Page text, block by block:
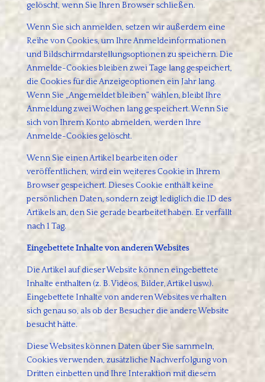
gelöscht, wenn Sie Ihren Browser schließen.
Wenn Sie sich anmelden, setzen wir außerdem eine
Reihe von Cookies, um Ihre Anmeldeinformationen
und Bildschirmdarstellungsoptionen zu speichern. Die
Anmelde-Cookies bleiben zwei Tage lang gespeichert,
die Cookies für die Anzeigeoptionen ein Jahr lang.
Wenn Sie „Angemeldet bleiben“ wählen, bleibt Ihre
Anmeldung zwei Wochen lang gespeichert. Wenn Sie
sich von Ihrem Konto abmelden, werden Ihre
Anmelde-Cookies gelöscht.
Wenn Sie einen Artikel bearbeiten oder
veröffentlichen, wird ein weiteres Cookie in Ihrem
Browser gespeichert. Dieses Cookie enthält keine
persönlichen Daten, sondern zeigt lediglich die ID des
Artikels an, den Sie gerade bearbeitet haben. Er verfällt
nach 1 Tag.
Eingebettete Inhalte von anderen Websites
Die Artikel auf dieser Website können eingebettete
Inhalte enthalten (z. B. Videos, Bilder, Artikel usw.).
Eingebettete Inhalte von anderen Websites verhalten
sich genau so, als ob der Besucher die andere Website
besucht hätte.
Diese Websites können Daten über Sie sammeln,
Cookies verwenden, zusätzliche Nachverfolgung von
Dritten einbetten und Ihre Interaktion mit diesem